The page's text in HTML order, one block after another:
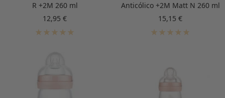
R +2M 260 ml
Precio
de
12,95 €
Anticólico +2M Matt N 260 ml
Precio
de
15,15 €